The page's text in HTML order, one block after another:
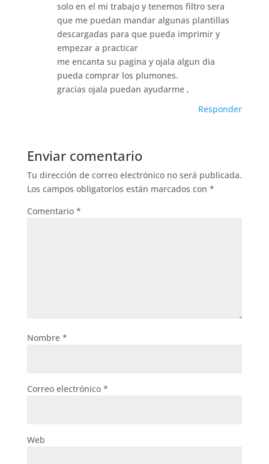
solo en el mi trabajo y tenemos filtro sera
que me puedan mandar algunas plantillas
descargadas para que pueda imprimir y
empezar a practicar
me encanta su pagina y ojala algun dia
pueda comprar los plumones.
gracias ojala puedan ayudarme ,
Responder
Enviar comentario
Tu dirección de correo electrónico no será publicada.
Los campos obligatorios están marcados con *
Comentario *
Nombre *
Correo electrónico *
Web